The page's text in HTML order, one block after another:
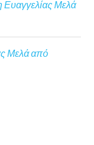
Ευαγγελίας Μελά
Μελά από